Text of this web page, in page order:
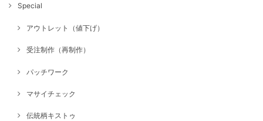
Special
アウトレット（値下げ）
受注制作（再制作）
パッチワーク
マサイチェック
伝統柄キストゥ